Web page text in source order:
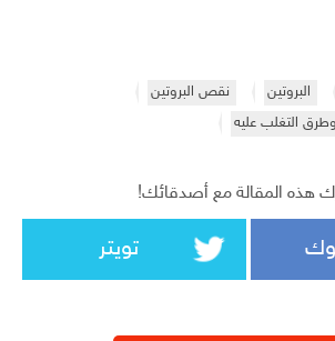
البروتين
نقص البروتين
التغلب عليه
هذه المقالة مع أصدقائك!
تويتر